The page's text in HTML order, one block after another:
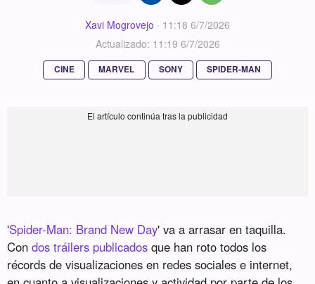
Xavi Mogrovejo · 11:18 6/7/2026
Actualizado: 11:19 6/7/2026
CINE MARVEL SONY SPIDER-MAN
'Spider-Man: Brand New Day' va a arrasar en taquilla.
Condos tráilers publicados que han roto todos los
récords de visualizaciones en redes sociales e internet,